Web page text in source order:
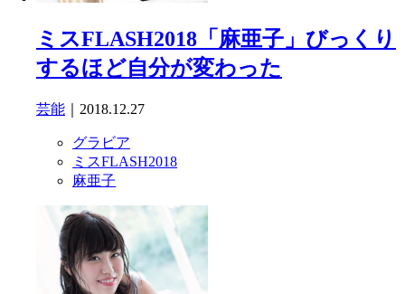
ミスFLASH2018「麻亜子」びっくり
するほど自分が変わった
芸能 ｜2018.12.27
グラビア
ミスFLASH2018
麻亜子